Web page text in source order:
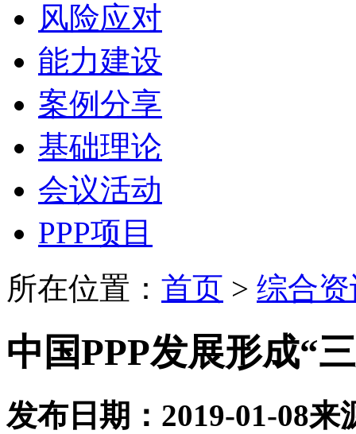
风险应对
能力建设
案例分享
基础理论
会议活动
PPP项目
所在位置： 首页 > 综合
中国PPP发展形成“
发布日期：2019-01-08来